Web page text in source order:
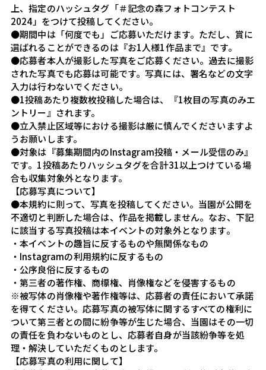
上、指定のハッシュタグ「＃記念の森フォトコンテスト
2024」をつけて投稿してください。
●期間中は「何度でも」ご応募いただけます。ただし、賞に
選ばれることができるのは『お1人様1作品まで』です。
●応募者本人が撮影した写真をご応募ください。過去に撮影
された写真でも応募は可能です。写真には、署名などの文字
入力は行わないでください。
●1投稿あたり複数枚投稿した場合は、『1枚目の写真のみエ
ントリー』されます。
●立入禁止区域等における撮影は厳に慎んでくださいますよ
うお願いします。
●対象は『募集期間内のInstagram投稿・メール受信のみ』
です。1投稿あたりハッシュタグを合計31以上つけている場
合も収集対象外となります。
【応募写真について】
●本規約に則って、写真を投稿してください。当園が公開を
不適切と判断した場合は、作品を掲載しません。なお、下記
に該当する写真投稿は本イベントの対象外となります。
・本イベントの趣旨に反するものや無関係なもの
・Instagramの利用規約に反するもの
・公序良俗に反するもの
・第三者の著作権、商標権、肖像権などを侵害するもの
※被写体の肖像権や著作権等は、応募者の責任において承諾
を得てください。応募写真の被写体に関するすべての権利に
ついて第三者との間に紛争等が生じた場合、当園はその一切
の責任を負わないものとし、応募者自身が当該紛争等を処
理・解決していただくものとします。
【応募写真の利用に関して】